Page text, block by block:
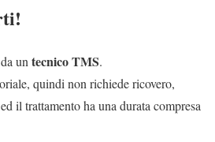
untecnico TMS.
quindi non richiede ricovero,
il trattamento ha una durata compresa